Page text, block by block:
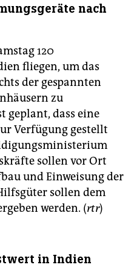
nach
120
fliegen, um das
der gespannten
zu
geplant, dass eine
Verfügung gestellt
sollen vor Ort
und Einweisung der
sollen dem
werden. (rtr)
in Indien